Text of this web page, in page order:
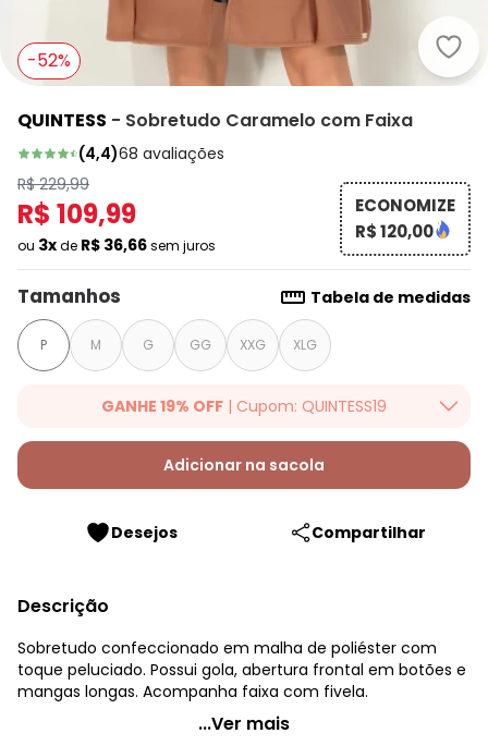
-52%
QUINTESS - Sobretudo Caramelo com Faixa
(4,4)68 avaliações
R$ 229,99
R$ 109,99
ou 3xde R$ 36,66sem juros
ECONOMIZE
R$ 120,00
Tamanhos Tabela de medidas
P M G GG XXG XLG
GANHE 19% OFF | Cupom: QUINTESS19
Ganhe 19% OFF Extra em qualquer valor, usando o cupom:
QUINTESS19. Válido para toda loja Quintess, até 07/08/2026.
Adicionar na sacola
Desejos Compartilhar
Descrição
Sobretudo confeccionado em malha de poliéster com
toque peluciado. Possui gola, abertura frontal em botões e
mangas longas. Acompanha faixa com fivela.
Quintess - Sobretudo Caramelo com Faixa
...Ver mais